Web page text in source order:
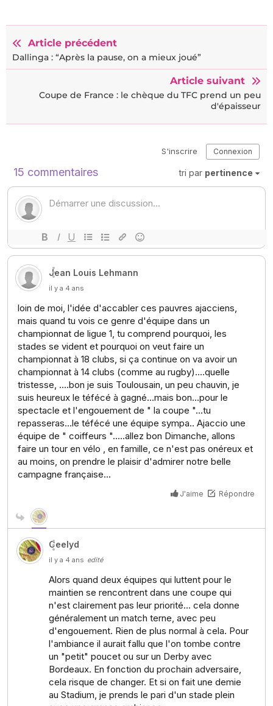
Article précédent
Dallinga : “Après la pause, on a mieux joué”
Article suivant
Coupe de France : le chèque du TFC prend un peu
d'épaisseur